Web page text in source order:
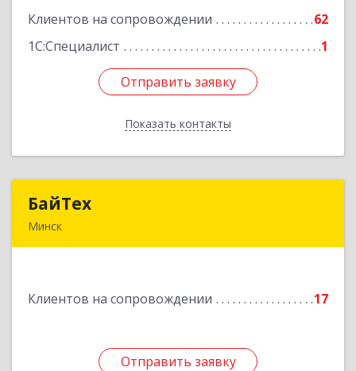
Клиентов на сопровождении
62
1С:Специалист
1
Отправить заявку
Показать контакты
Подробнее
Отправить заявку
Назад
БайТех
Минск
Клиентов на сопровождении 17
Отправить заявку
Подробнее
Отправить заявку